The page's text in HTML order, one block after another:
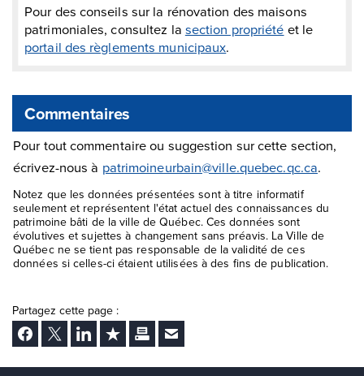
Pour des conseils sur la rénovation des maisons
patrimoniales, consultez la section propriété et le
portail des règlements municipaux.
Commentaires
Pour tout commentaire ou suggestion sur cette section,
écrivez-nous à patrimoineurbain@ville.quebec.qc.ca.
Notez que les données présentées sont à titre informatif
seulement et représentent l'état actuel des connaissances du
patrimoine bâti de la ville de Québec. Ces données sont
évolutives et sujettes à changement sans préavis. La Ville de
Québec ne se tient pas responsable de la validité de ces
données si celles-ci étaient utilisées à des fins de publication.
Partagez cette page :
Facebook
Twitter LinkedInAjouter aux favoris
ImprimerEnvoyer Ã un ami